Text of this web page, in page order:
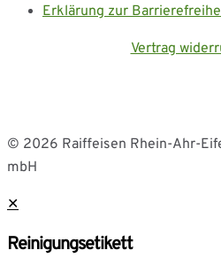
Erklärung zur
Vertrag
© 2026 Raiffeisen Rhein-Ahr-
mbH
✕
Reinigungsetikett